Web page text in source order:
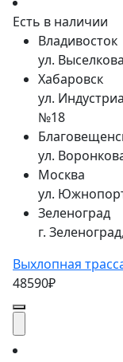
Есть в наличии
Владивосток
ул.
Хабаровск
ул.
№18
ул.
Москва
ул.
Зеленоград
г.
Выхлопная
48590₽